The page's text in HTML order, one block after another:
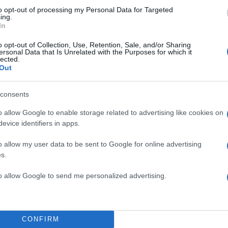
opt-out of processing my Personal Data for Targeted
opt-out of Collection, Use, Retention, Sale, and/or Sharing
Data that Is Unrelated with the Purposes for which it
allow Google to enable storage related to advertising like cookies on
identifiers in apps.
allow my user data to be sent to Google for online advertising
allow Google to send me personalized advertising.
CONFIRM
Το VaccineHero του
η εικονική πραγματικότητα στα ελληνικά
στην Τρίποληέστησε τα θεμέλια για μια
εμπειρία.
που μειώνει το άγχος των παιδιών κατά